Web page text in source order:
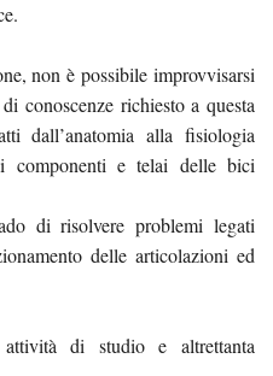
non è possibile improvvisarsi
conoscenze richiesto a questa
dall’anatomia alla fisiologia
componenti e telai delle bici
di risolvere problemi legati
delle articolazioni ed
di studio e altrettanta